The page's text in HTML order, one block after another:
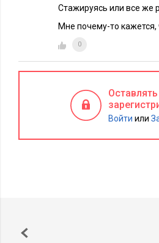
Стажируясь или все же
Мне почему-то кажется,
0
Войти или